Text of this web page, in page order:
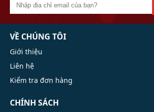
VỀ CHÚNG TÔI
Giới thiệu
Liên hệ
Kiểm tra đơn hàng
CHÍNH SÁCH